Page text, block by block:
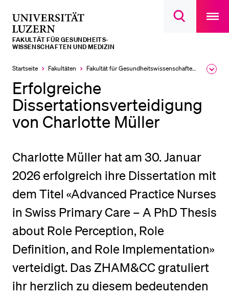
Suchdialog
main
FAKULTÄT FÜR GESUNDHEITS­­
WISSENSCHAFTEN UND MEDIZIN
Startseite Fakultäten Fakultät für Gesundheits­­wissenschaften und Medizin
Erfolgreiche
Dissertationsverteidigung
von Charlotte Müller
Charlotte Müller hat am 30. Januar
2026 erfolgreich ihre Dissertation mit
dem Titel «Advanced Practice Nurses
in Swiss Primary Care – A PhD Thesis
about Role Perception, Role
Definition, and Role Implementation»
verteidigt. Das ZHAM&CC gratuliert
ihr herzlich zu diesem bedeutenden
LETZTE SUCHEN
Sie haben noch keine Suche getätigt.
DIE UNI FÜR…
Schulklassen und Lehrpersonen
Studien­interessierte
Studierende
Mitarbeitende
Alumni
Stellensuchende
Förderer
Medien
BELIEBTE INHALTE